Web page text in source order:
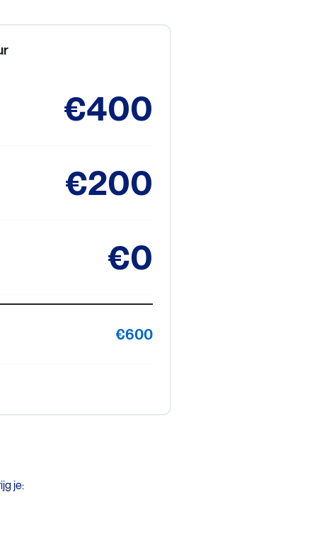
€400
€200
€0
€600
je: